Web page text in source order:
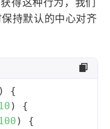
得这种行为，我们
持默认的中心对齐
{
10 ) {
100 ) {